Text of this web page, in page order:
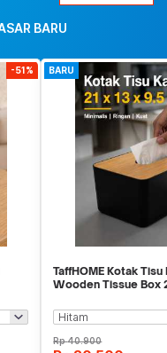
BARU
-51% BARU
TaffHOME Kotak
Wooden Tissue Box
Rp40.900